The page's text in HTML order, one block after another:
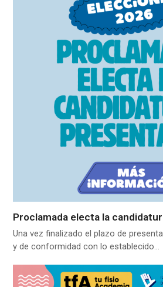
Proclamada electa la
Una vez finalizado el plazo de
y de conformidad con lo establecido…